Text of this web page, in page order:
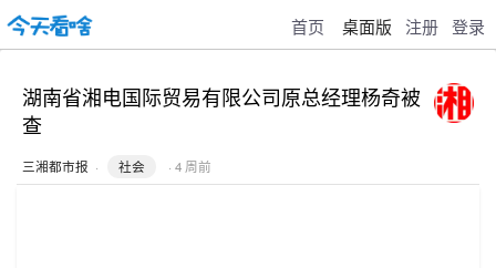
首页 桌面版 注册 登录
湖南省湘电国际贸易有限公司原总经理杨奇被
查
三湘都市报 · 社会 · 4 周前